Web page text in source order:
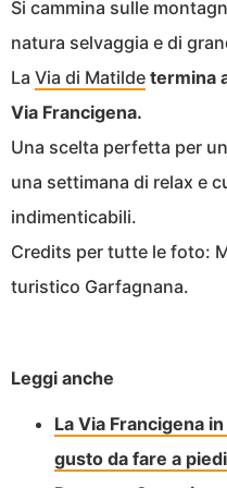
Si cammina sulle
natura selvaggia e di
La Via di Matilde termina
Via Francigena.
Una scelta perfetta per
una settimana di relax e
indimenticabili.
Credits per tutte le foto:
turistico Garfagnana.
Leggi anche
La Via Francigena
gusto da fare a